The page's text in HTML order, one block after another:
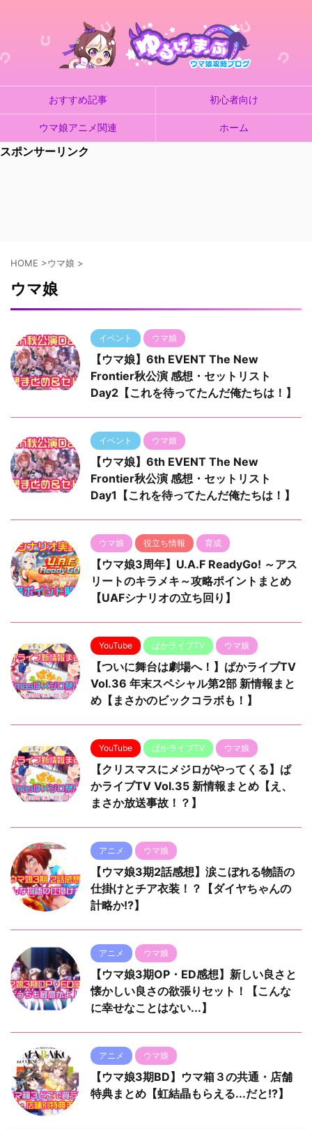
おすすめ記事 初心者向け
ウマ娘アニメ関連 ホーム
スポンサーリンク
HOME >ウマ娘 >
ウマ娘
イベント ウマ娘
【ウマ娘】6th EVENT The New
Frontier秋公演 感想・セットリスト
Day2【これを待ってたんだ俺たちは！】
イベント ウマ娘
【ウマ娘】6th EVENT The New
Frontier秋公演 感想・セットリスト
Day1【これを待ってたんだ俺たちは！】
ウマ娘 役立ち情報 育成
【ウマ娘3周年】U.A.F ReadyGo! ～アス
リートのキラメキ～攻略ポイントまとめ
【UAFシナリオの立ち回り】
YouTube ぱかライブTV ウマ娘
【ついに舞台は劇場へ！】ぱかライブTV
Vol.36 年末スペシャル第2部 新情報まと
め【まさかのビックコラボも！】
YouTube ぱかライブTV ウマ娘
【クリスマスにメジロがやってくる】ぱ
かライブTV Vol.35 新情報まとめ【え、
まさか放送事故！？】
アニメ ウマ娘
【ウマ娘3期2話感想】涙こぼれる物語の
仕掛けとチア衣装！？【ダイヤちゃんの
計略か!?】
アニメ ウマ娘
【ウマ娘3期OP・ED感想】新しい良さと
懐かしい良さの欲張りセット！【こんな
に幸せなことはない...】
アニメ ウマ娘
【ウマ娘3期BD】ウマ箱３の共通・店舗
特典まとめ【虹結晶もらえる...だと!?】